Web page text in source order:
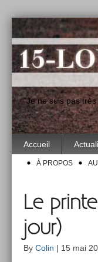
"Je ne suis pas
Accueil
À PROPOS
Le
jour)
By Colin | 15 mai